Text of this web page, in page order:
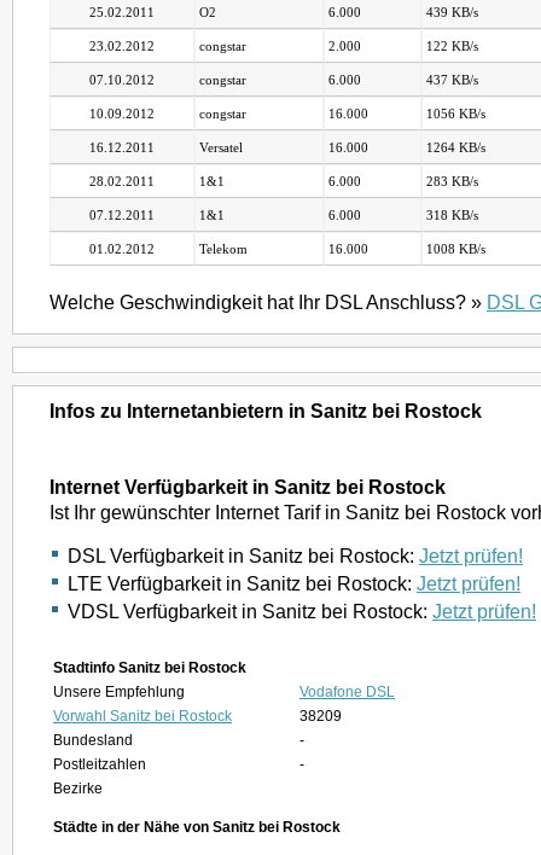
25.02.2011 O2 6.000 439 KB/s
23.02.2012 congstar 2.000 122 KB/s
07.10.2012 congstar 6.000 437 KB/s
10.09.2012 congstar 16.000 1056 KB/s
16.12.2011 Versatel 16.000 1264 KB/s
28.02.2011 1&1 6.000 283 KB/s
07.12.2011 1&1 6.000 318 KB/s
01.02.2012 Telekom 16.000 1008 KB/s
Welche Geschwindigkeit hat Ihr DSL Anschluss? » DSL
Infos zu Internetanbietern in Sanitz bei Rostock
Internet Verfügbarkeit in Sanitz bei Rostock
Ist Ihr gewünschter Internet Tarif in Sanitz bei Rostock
DSL Verfügbarkeit in Sanitz bei Rostock: Jetzt prüfen!
LTE Verfügbarkeit in Sanitz bei Rostock: Jetzt prüfen!
VDSL Verfügbarkeit in Sanitz bei Rostock: Jetzt prüfen!
Stadtinfo Sanitz bei Rostock
Unsere Empfehlung
Vodafone DSL
Vorwahl Sanitz bei Rostock
38209
Bundesland
-
Postleitzahlen
-
Bezirke
Städte in der Nähe von Sanitz bei Rostock